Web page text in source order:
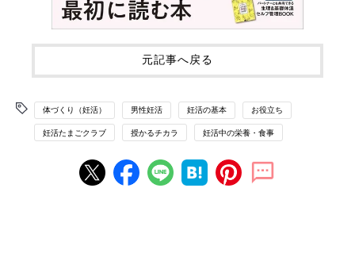
元記事へ戻る
体づくり（妊活） 男性妊活 妊活の基本 お役立ち
妊活たまごクラブ 授かるチカラ 妊活中の栄養・食事